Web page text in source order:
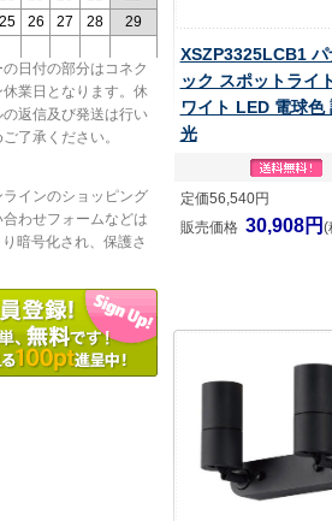
日付の部分はコネク
休業日となります。休
返信及び発送は行い
了承ください。
ラインのショッピング
わせフォームなどは
暗号化され、保護さ
XSZP3325LCB1 パ
ック スポットライ
ワイト LED 電球色
光
定価56,540円
販売価格 30,908円 (